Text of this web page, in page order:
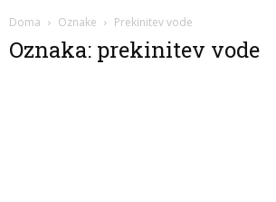
Doma Oznake Prekinitev vode
Oznaka: prekinitev vode